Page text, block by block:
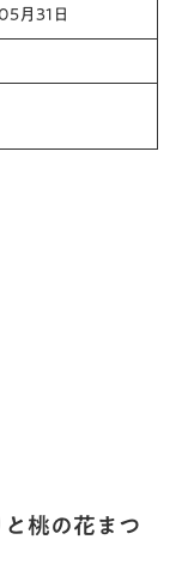
月31日
桃の花まつ